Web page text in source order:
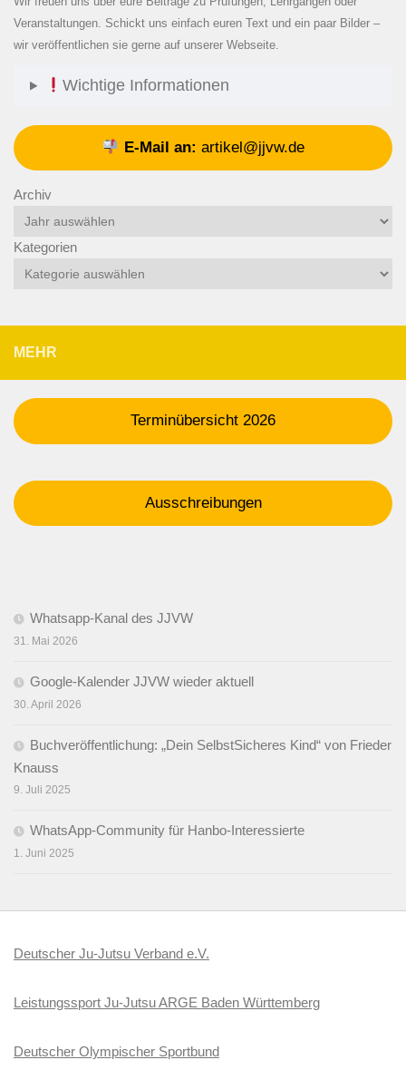
Veranstaltungen. Schickt uns einfach euren Text und ein paar Bilder –
wir veröffentlichen sie gerne auf unserer Webseite.
Wichtige Informationen
E-Mail an: artikel@jjvw.de
Archiv
Kategorien
MEHR
Terminübersicht 2026
Ausschreibungen
Whatsapp-Kanal des JJVW
31. Mai 2026
Google-Kalender JJVW wieder aktuell
30. April 2026
Buchveröffentlichung: „Dein SelbstSicheres Kind“ von Frieder
Knauss
9. Juli 2025
WhatsApp-Community für Hanbo-Interessierte
1. Juni 2025
Deutscher Ju-Jutsu Verband e.V.
Leistungssport Ju-Jutsu ARGE Baden Württemberg
Deutscher Olympischer Sportbund